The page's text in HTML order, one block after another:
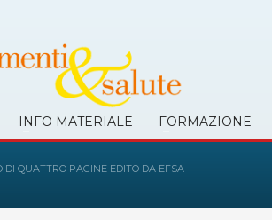
INFO MATERIALE FORMAZIONE
DI QUATTRO PAGINE EDITO DA EFSA